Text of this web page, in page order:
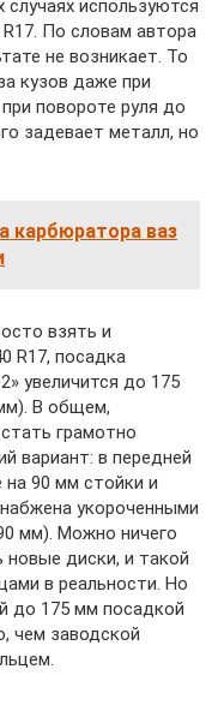
используются
По словам автора
не возникает. То
кузов даже при
повороте руля до
задевает металл, но
карбюратора ваз
взять и
R17, посадка
увеличится до 175
В общем,
грамотно
вариант: в передней
90 мм стойки и
укороченными
мм). Можно ничего
новые диски, и такой
в реальности. Но
до 175 мм посадкой
чем заводской